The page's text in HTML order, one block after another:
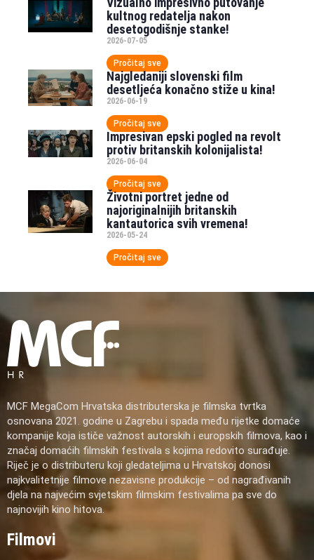
kultnog redatelja nakon
desetogodišnje stanke!
2026-07-05
Pročitaj sve
Najgledaniji slovenski film
desetljeća konačno stiže u kina!
2026-06-19
Pročitaj sve
Impresivan epski pogled na revolt
protiv britanskih kolonijalista!
2026-06-04
Pročitaj sve
Životni portret jedne od
najoriginalnijih britanskih
kantautorica svih vremena!
2026-05-24
Pročitaj sve
MCF MegaCom Hrvatska distributerska je filmska tvrtka
osnovana 2021. godine u Zagrebu i spada među rijetke domaće
kompanije koja ističe važnost autorskih i europskih filmova, kao i
značaj domaćih filmskih festivala s kojima redovito surađuje.
Riječ je o distributeru koji gledateljima u Hrvatskoj donosi
najkvalitetnije filmove nezavisne produkcije – od nagrađivanih
djela na najvećim svjetskim filmskim festivalima pa sve do
najnovijih kino hitova.
Filmovi